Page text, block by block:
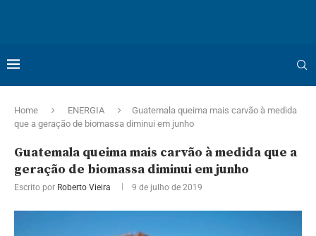
Home ENERGIA
Guatemala queima mais carvão à medida
que a geração de biomassa diminui em junho
Guatemala queima mais carvão à medida que a
geração de biomassa diminui em junho
Escrito por Roberto Vieira 9 de julho de 2019